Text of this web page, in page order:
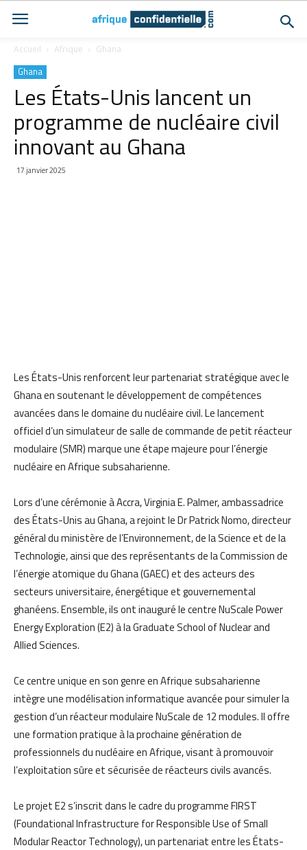
Accueil Afrique Ghana
Ghana
Les États-Unis lancent un
programme de nucléaire civil
innovant au Ghana
17 janvier 2025
Les États-Unis renforcent leur partenariat stratégique avec le
Ghana en soutenant le développement de compétences
avancées dans le domaine du nucléaire civil. Le lancement
officiel d’un simulateur de salle de commande de petit réacteur
modulaire (SMR) marque une étape majeure pour l’énergie
nucléaire en Afrique subsaharienne.
Lors d’une cérémonie à Accra, Virginia E. Palmer, ambassadrice
des États-Unis au Ghana, a rejoint le Dr Patrick Nomo, directeur
général du ministère de l’Environnement, de la Science et de la
Technologie, ainsi que des représentants de la Commission de
l’énergie atomique du Ghana (GAEC) et des acteurs des
secteurs universitaire, énergétique et gouvernemental
ghanéens. Ensemble, ils ont inauguré le centre NuScale Power
Energy Exploration (E2) à la Graduate School of Nuclear and
Allied Sciences.
Ce centre unique en son genre en Afrique subsaharienne
intègre une modélisation informatique avancée pour simuler la
gestion d’un réacteur modulaire NuScale de 12 modules. Il offre
une formation pratique à la prochaine génération de
professionnels du nucléaire en Afrique, visant à promouvoir
l’exploitation sûre et sécurisée de réacteurs civils avancés.
Le projet E2 s’inscrit dans le cadre du programme FIRST
(Foundational Infrastructure for Responsible Use of Small
Modular Reactor Technology), un partenariat entre les États-